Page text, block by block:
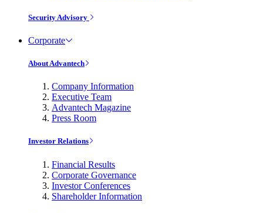
Security Advisory
Corporate
About Advantech
Company Information
Executive Team
Advantech Magazine
Press Room
Investor Relations
Financial Results
Corporate Governance
Investor Conferences
Shareholder Information